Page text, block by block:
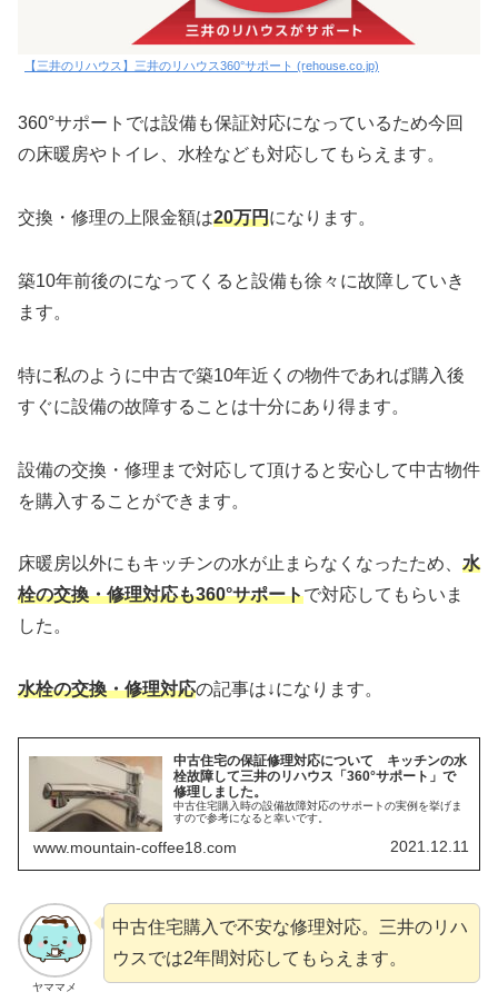
【三井のリハウス】三井のリハウス360°サポート (rehouse.co.jp)
360°サポートでは設備も保証対応になっているため今回
の床暖房やトイレ、水栓なども対応してもらえます。
交換・修理の上限金額は20万円になります。
築10年前後のになってくると設備も徐々に故障していき
ます。
特に私のように中古で築10年近くの物件であれば購入後
すぐに設備の故障することは十分にあり得ます。
設備の交換・修理まで対応して頂けると安心して中古物件
を購入することができます。
床暖房以外にもキッチンの水が止まらなくなったため、 水
栓の交換・修理対応も360°サポートで対応してもらいま
した。
水栓の交換・修理対応の記事は↓になります。
中古住宅の保証修理対応について キッチンの水
栓故障して三井のリハウス「360°サポート」で
修理しました。
中古住宅購入時の設備故障対応のサポートの実例を挙げま
すので参考になると幸いです。
www.mountain-coffee18.com 2021.12.11
ヤママメ
中古住宅購入で不安な修理対応。三井のリハ
ウスでは2年間対応してもらえます。